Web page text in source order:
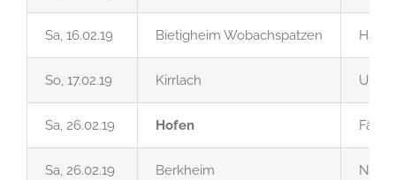
Sa, 16.02.19 Bietigheim Wobachspatzen
So, 17.02.19 Kirrlach
Sa, 26.02.19 Hofen
Sa, 26.02.19 Berkheim